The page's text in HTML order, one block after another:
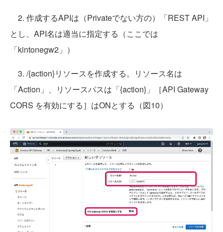
2. 作成するAPIは（Privateでない方の）「REST API」
とし、API名は適当に指定する（ここでは
「kintonegw2」）
3. /{action}リソースを作成する。リソース名は
「Action」、リソースパスは「{action}」［API Gateway
CORS を有効にする］はONとする（図10）